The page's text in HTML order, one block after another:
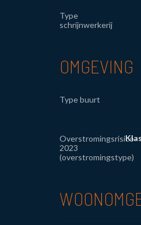
Type
schrijnwerkerij
OMGEVING
Type buurt
Overstromingsrisico
2023
(overstromingstype)